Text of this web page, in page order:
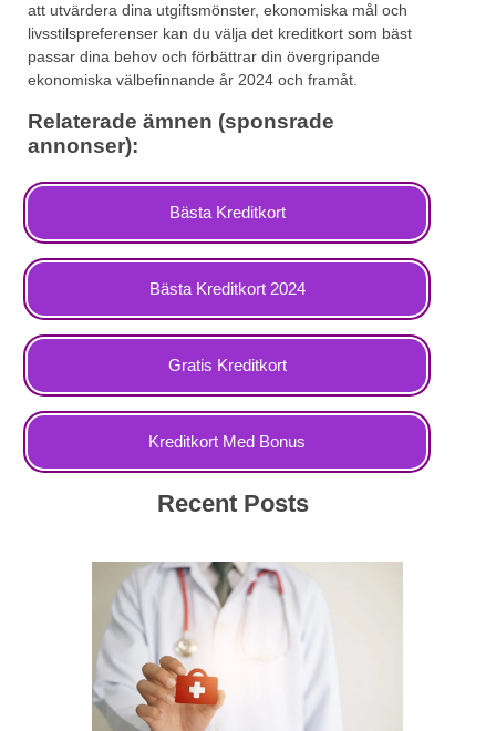
att utvärdera dina utgiftsmönster, ekonomiska mål och
livsstilspreferenser kan du välja det kreditkort som bäst
passar dina behov och förbättrar din övergripande
ekonomiska välbefinnande år 2024 och framåt.
Relaterade ämnen (sponsrade
annonser):
Bästa Kreditkort
Bästa Kreditkort 2024
Gratis Kreditkort
Kreditkort Med Bonus
Recent Posts